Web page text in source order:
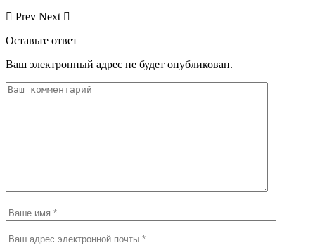
Prev Next
Оставьте ответ
Ваш электронный адрес не будет опубликован.